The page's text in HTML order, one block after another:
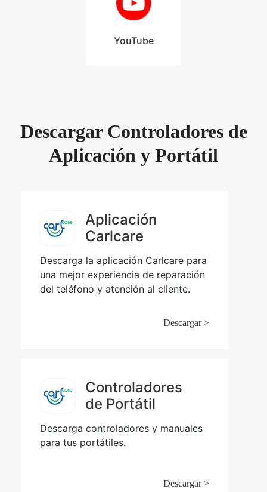
YouTube
Descargar Controladores de
Aplicación y Portátil
Aplicación
Carlcare
Descarga la aplicación Carlcare para
una mejor experiencia de reparación
del teléfono y atención al cliente.
Descargar >
Controladores
de Portátil
Descarga controladores y manuales
para tus portátiles.
Descargar >